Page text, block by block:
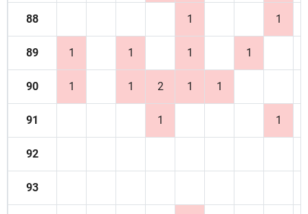
88 1 1
89 1 1 1 1
90 1 1 2 1 1
91 1 1
92
93